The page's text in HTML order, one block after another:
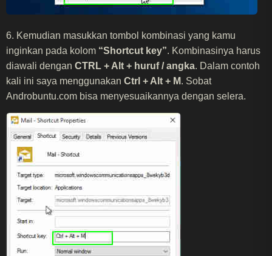
6. Kemudian masukkan tombol kombinasi yang kamu
inginkan pada kolom “Shortcut key”. Kombinasinya harus
diawali dengan CTRL + Alt + huruf / angka. Dalam contoh
kali ini saya menggunakan Ctrl + Alt + M. Sobat
Androbuntu.com bisa menyesuaikannya dengan selera.